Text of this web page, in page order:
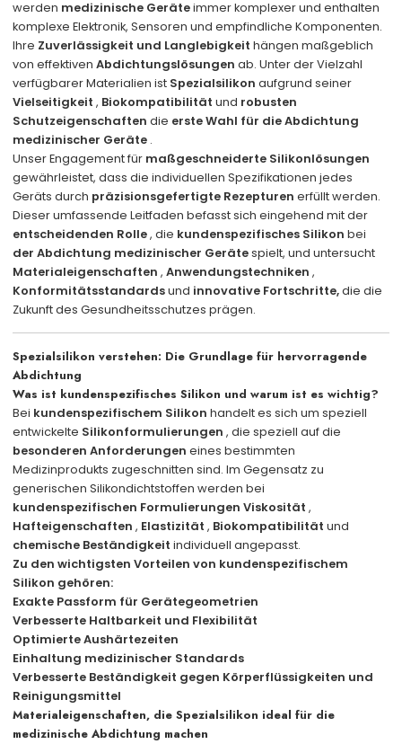
werden medizinische Geräteimmer komplexer und enthalten
komplexe Elektronik, Sensoren und empfindliche Komponenten.
Ihre Zuverlässigkeit und Langlebigkeit hängen maßgeblich
von effektivenAbdichtungslösungen ab. Unter der Vielzahl
verfügbarer Materialien ist Spezialsilikon aufgrund seiner
Vielseitigkeit , Biokompatibilität und robusten
Schutzeigenschaften die erste Wahl für die Abdichtung
medizinischer Geräte .
Unser Engagement für maßgeschneiderte Silikonlösungen
gewährleistet, dass die individuellen Spezifikationen jedes
Geräts durch präzisionsgefertigte Rezepturen erfüllt werden.
Dieser umfassende Leitfaden befasst sich eingehend mit der
entscheidenden Rolle, die kundenspezifisches Silikon bei
der Abdichtung medizinischer Gerätespielt, und untersucht
Materialeigenschaften ,Anwendungstechniken ,
Konformitätsstandardsund innovative Fortschritte,die die
Zukunft des Gesundheitsschutzes prägen.
Spezialsilikon verstehen: Die Grundlage für hervorragende
Abdichtung
Was ist kundenspezifisches Silikon und warum ist es wichtig?
Bei kundenspezifischem Silikon handelt es sich um speziell
entwickelte Silikonformulierungen , die speziell auf die
besonderen Anforderungen eines bestimmten
Medizinprodukts zugeschnitten sind. Im Gegensatz zu
generischen Silikondichtstoffen werden bei
kundenspezifischen Formulierungen Viskosität ,
Hafteigenschaften , Elastizität , Biokompatibilität und
chemische Beständigkeit individuell angepasst.
Zu den wichtigsten Vorteilen von kundenspezifischem
Silikon gehören:
Exakte Passform für Gerätegeometrien
Verbesserte Haltbarkeit und Flexibilität
Optimierte Aushärtezeiten
Einhaltung medizinischer Standards
Verbesserte Beständigkeit gegen Körperflüssigkeiten und
Reinigungsmittel
Materialeigenschaften, die Spezialsilikon ideal für die
medizinische Abdichtung machen